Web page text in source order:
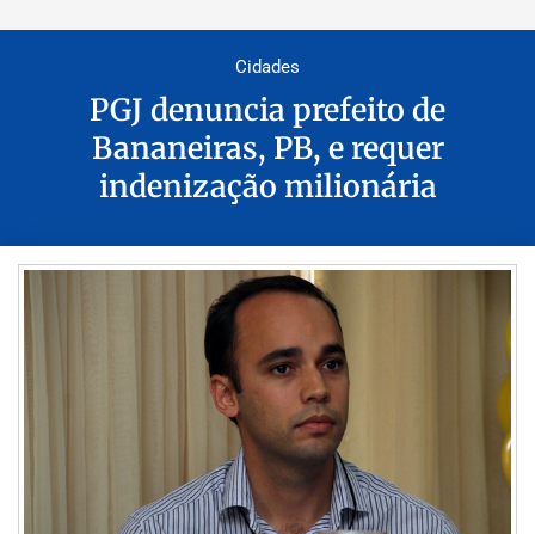
Cidades
PGJ denuncia prefeito de
Bananeiras, PB, e requer
indenização milionária